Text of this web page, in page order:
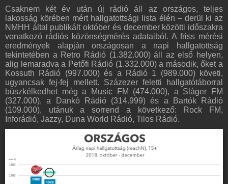
Rádió beágyazás
Ágyazd be weboldaladba
Online rádió készítés
Készítés lépésről lépésre
Csaknem két év után új rádió áll az országos, teljes
lakosság körében mért hallgatottsági lista élén – derül ki az
NMHH által publikált október és december közötti időszakra
vonatkozó rádiós közönségmérés adataiból. A friss mérési
eredmények alapján országosan a napi hallgatottság
tekintetében a Retro Rádió (1.382.000) áll az első helyen,
alig lemaradva a Petőfi Rádió (1.332.000) a második, őket a
Kossuth Rádió (997.000) és a Rádió 1 (989.000) követi,
ugyancsak fej-fej mellett. Százezer feletti hallgatótáborral
büszkélkedhet még a Music FM (474.000), a Sláger FM
(327.000), a Dankó Rádió (314.999) és a Bartók Rádió
(109.000), utánuk a sorrend a következő: Rock FM,
Inforádió, Jazzy, Duna World Rádió, Tilos Rádió.